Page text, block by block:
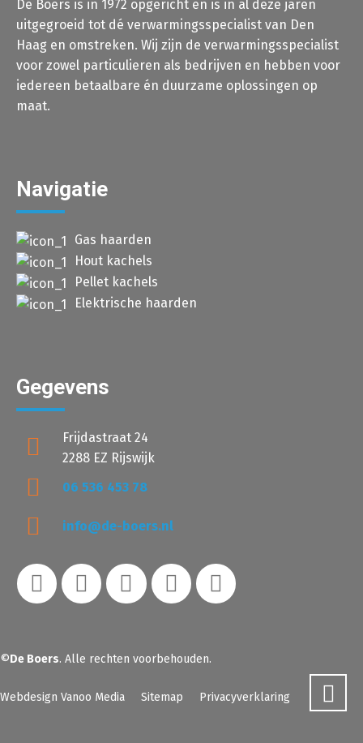
De Boers is in 1972 opgericht en is in al deze jaren
uitgegroeid tot dé verwarmingsspecialist van Den
Haag en omstreken. Wij zijn de verwarmingsspecialist
voor zowel particulieren als bedrijven en hebben voor
iedereen betaalbare én duurzame oplossingen op
maat.
Navigatie
Gas haarden
Hout kachels
Pellet kachels
Elektrische haarden
Gegevens
Frijdastraat 24
2288 EZ Rijswijk
06 536 453 78
info@de-boers.nl
©De Boers. Alle rechten voorbehouden.
Webdesign Vanoo Media Sitemap Privacyverklaring